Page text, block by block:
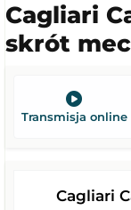
Cagliari
skrót
Transmisja online
Cagliari